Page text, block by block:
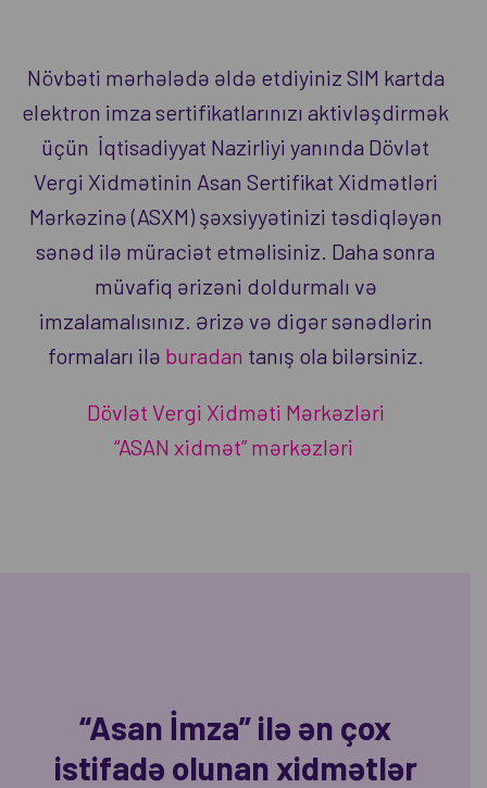
Növbəti mərhələdə əldə etdiyiniz SIM kartda
elektron imza sertifikatlarınızı aktivləşdirmək
üçün İqtisadiyyat Nazirliyi yanında Dövlət
Vergi Xidmətinin Asan Sertifikat Xidmətləri
Mərkəzinə (ASXM) şəxsiyyətinizi təsdiqləyən
sənəd ilə müraciət etməlisiniz. Daha sonra
müvafiq ərizəni doldurmalı və
imzalamalısınız. Ərizə və digər sənədlərin
formaları ilə buradan tanış ola bilərsiniz.
Dövlət Vergi Xidməti Mərkəzləri
“ASAN xidmət” mərkəzləri
“Asan İmza” ilə ən çox
istifadə olunan xidmətlər